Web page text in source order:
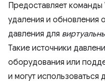
Предоставляет
удаления и обновления
давления для
Такие источники
оборудования или
и могут использоваться